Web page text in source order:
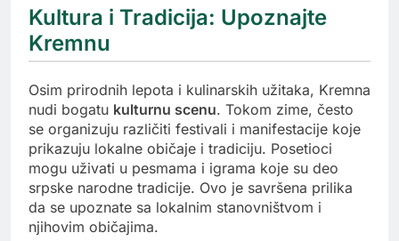
Kultura i Tradicija: Upoznajte
Kremnu
Osim prirodnih lepota i kulinarskih užitaka, Kremna
nudi bogatu kulturnu scenu. Tokom zime, često
se organizuju različiti festivali i manifestacije koje
prikazuju lokalne običaje i tradiciju. Posetioci
mogu uživati u pesmama i igrama koje su deo
srpske narodne tradicije. Ovo je savršena prilika
da se upoznate sa lokalnim stanovništvom i
njihovim običajima.